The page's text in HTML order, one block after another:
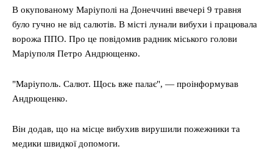
В окупованому Маріуполі на Донеччині ввечері 9 травня
було гучно не від салютів. В місті лунали вибухи і працювала
ворожа ППО. Про це повідомив радник міського голови
Маріуполя Петро Андрющенко.
"Маріуполь. Салют. Щось вже палає", — проінформував
Андрющенко.
Він додав, що на місце вибухив вирушили пожежники та
медики швидкої допомоги.